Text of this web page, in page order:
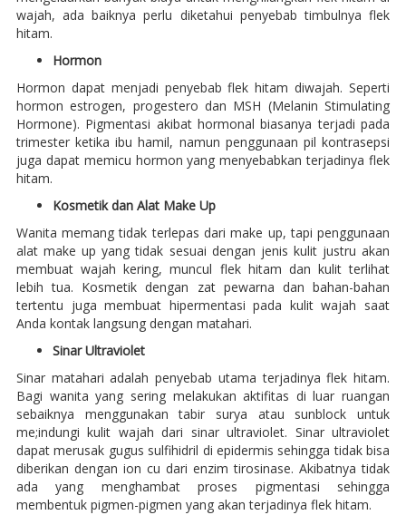
wajah, ada baiknya perlu diketahui penyebab timbulnya flek
hitam.
Hormon
Hormon dapat menjadi penyebab flek hitam diwajah. Seperti
hormon estrogen, progestero dan MSH (Melanin Stimulating
Hormone). Pigmentasi akibat hormonal biasanya terjadi pada
trimester ketika ibu hamil, namun penggunaan pil kontrasepsi
juga dapat memicu hormon yang menyebabkan terjadinya flek
hitam.
Kosmetik dan Alat Make Up
Wanita memang tidak terlepas dari make up, tapi penggunaan
alat make up yang tidak sesuai dengan jenis kulit justru akan
membuat wajah kering, muncul flek hitam dan kulit terlihat
lebih tua. Kosmetik dengan zat pewarna dan bahan-bahan
tertentu juga membuat hipermentasi pada kulit wajah saat
Anda kontak langsung dengan matahari.
Sinar Ultraviolet
Sinar matahari adalah penyebab utama terjadinya flek hitam.
Bagi wanita yang sering melakukan aktifitas di luar ruangan
sebaiknya menggunakan tabir surya atau sunblock untuk
me;indungi kulit wajah dari sinar ultraviolet. Sinar ultraviolet
dapat merusak gugus sulfihidril di epidermis sehingga tidak bisa
diberikan dengan ion cu dari enzim tirosinase. Akibatnya tidak
ada yang menghambat proses pigmentasi sehingga
membentuk pigmen-pigmen yang akan terjadinya flek hitam.